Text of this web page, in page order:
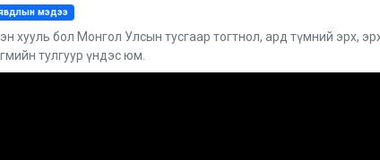
явдлын мэдээ
хууль бол Монгол Улсын тусгаар тогтнол, ард түмний эрх,
тулгуур үндэс юм.